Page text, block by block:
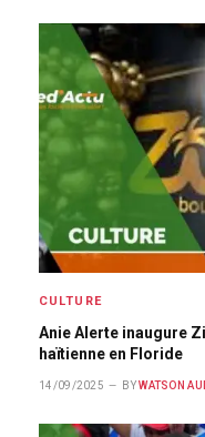
CULTURE
Anie Alerte inaugure
haïtienne en Floride
14/09/2025 BY WATSON